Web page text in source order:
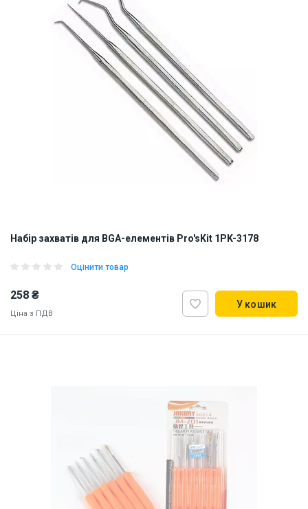
Набір захватів для BGA-елементів Pro'sKit 1PK-3178
Оцінити товар
258 ₴
Ціна з ПДВ
У кошик